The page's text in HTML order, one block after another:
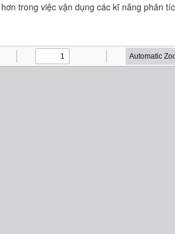
trong việc vận dụng các kĩ năng phân